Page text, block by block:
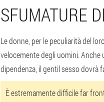
SFUMATURE
Le donne, per le peculiarità del
velocemente degli uomini.
dipendenza, il gentil sesso dovrà
È estremamente difficile far